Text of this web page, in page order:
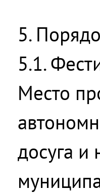
5.
5.1.
Место
досуга и